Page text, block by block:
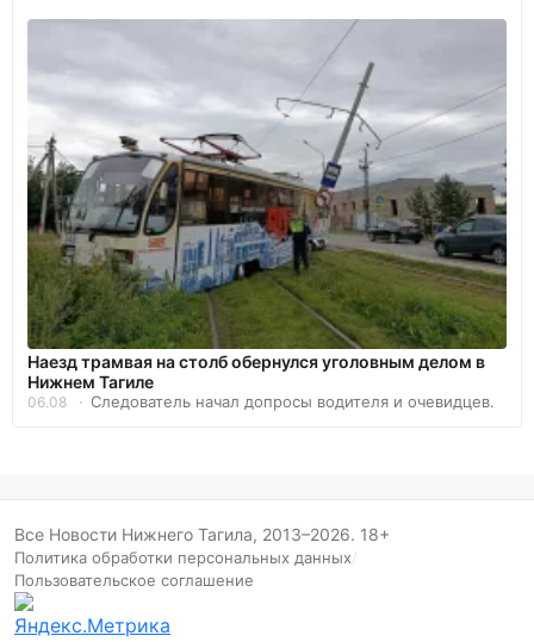
Наезд трамвая на столб обернулся уголовным делом в
Нижнем Тагиле
06.08 Следователь начал допросы водителя и очевидцев.
Все Новости Нижнего Тагила, 2013–2026. 18+
Политика обработки персональных данных/
Пользовательское соглашение